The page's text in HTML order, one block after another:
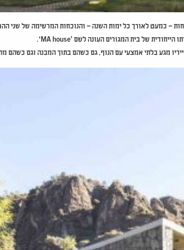
– כמעט לאורך כל ימות השנה – והנוכחות המרשימה של שני
הייחודית של בית המגורים העונה לשם ‘MA house’
.
מגע בלתי אמצעי עם הנוף, גם כשהם בתוך המבנה וגם כשהם